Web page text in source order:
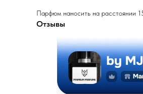
Парфюм наносить на расстоянии
Отзывы